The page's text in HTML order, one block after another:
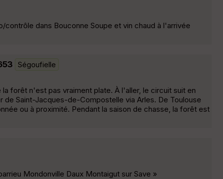
contrôle dans Bouconne Soupe et vin chaud à l'arrivée
Ségoufielle
forêt n'est pas vraiment plate. À l'aller, le circuit suit en
de Saint-Jacques-de-Compostelle via Arles. De Toulouse
ou à proximité. Pendant la saison de chasse, la forêt est
Mondonville Daux Montaigut sur Save »